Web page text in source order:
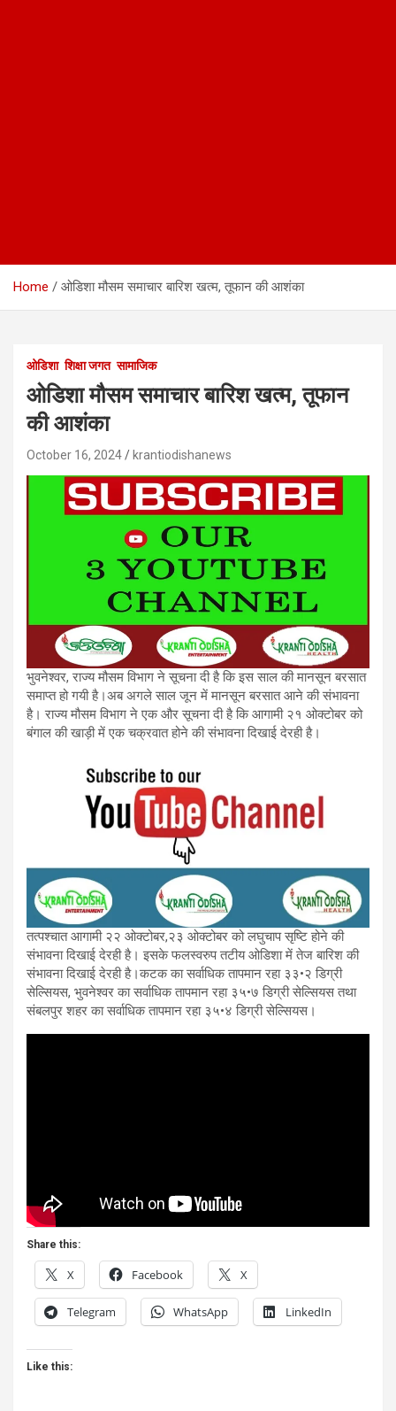
Home ओडिशा मौसम समाचार बारिश खत्म, तूफान की आशंका
ओडिशा शिक्षा जगत सामाजिक
ओडिशा मौसम समाचार बारिश खत्म, तूफान
की आशंका
October 16, 2024 krantiodishanews
भुवनेश्वर, राज्य मौसम विभाग ने सूचना दी है कि इस साल की मानसून बरसात
समाप्त हो गयी है।अब अगले साल जून में मानसून बरसात आने की संभावना
है। राज्य मौसम विभाग ने एक और सूचना दी है कि आगामी २१ ओक्टोबर को
बंगाल की खाड़ी में एक चक्रवात होने की संभावना दिखाई देरही है।
तत्पश्चात आगामी २२ ओक्टोबर,२३ ओक्टोबर को लघुचाप सृष्टि होने की
संभावना दिखाई देरही है। इसके फलस्वरुप तटीय ओडिशा में तेज बारिश की
संभावना दिखाई देरही है।कटक का सर्वाधिक तापमान रहा ३३•२ डिग्री
सेल्सियस, भुवनेश्वर का सर्वाधिक तापमान रहा ३५•७ डिग्री सेल्सियस तथा
संबलपुर शहर का सर्वाधिक तापमान रहा ३५•४ डिग्री सेल्सियस।
Share this:
X Facebook X
Telegram WhatsApp LinkedIn
Like this: